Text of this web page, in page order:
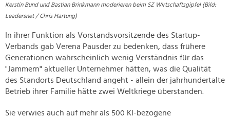
Kerstin Bund und Bastian Brinkmann moderieren beim SZ Wirtschaftsgipfel (Bild:
Leadersnet / Chris Hartung)
In ihrer Funktion als Vorstandsvorsitzende des Startup-
Verbands gab Verena Pausder zu bedenken, dass frühere
Generationen wahrscheinlich wenig Verständnis für das
"Jammern" aktueller Unternehmer hätten, was die Qualität
des Standorts Deutschland angeht - allein der jahrhundertalte
Betrieb ihrer Familie hätte zwei Weltkriege überstanden.
Sie verwies auch auf mehr als 500 KI-bezogene